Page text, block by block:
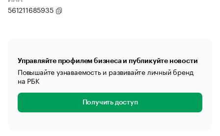
561211685935
Управляйте профилем бизнеса и публикуйте новости
Повышайте узнаваемость и развивайте личный бренд
на РБК
Получить доступ